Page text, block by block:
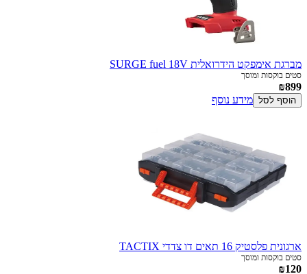
מברגת אימפקט הידרואלית SURGE fuel 18V
סטים בוקסות ומוסך
₪899
הוסף לסל מידע נוסף
ארגונית פלסטיק 16 תאים דו צדדי TACTIX
סטים בוקסות ומוסך
₪120